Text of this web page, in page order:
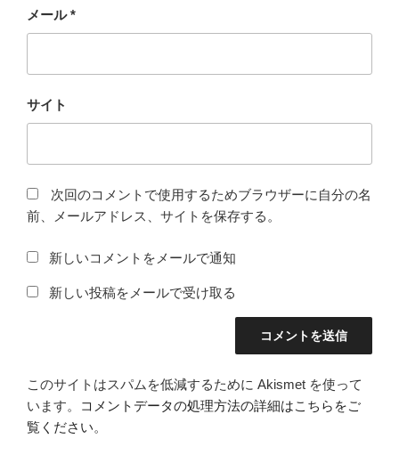
メール*
サイト
次回のコメントで使用するためブラウザーに自分の名
前、メールアドレス、サイトを保存する。
新しいコメントをメールで通知
新しい投稿をメールで受け取る
このサイトはスパムを低減するために Akismet を使って
います。
コメントデータの処理方法の詳細はこちらをご
覧ください。